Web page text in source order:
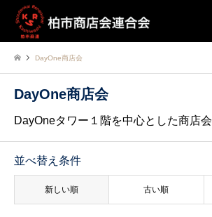
DayOne商店会
DayOne商店会
DayOneタワー１階を中心とした商店会
並べ替え条件
新しい順 古い順